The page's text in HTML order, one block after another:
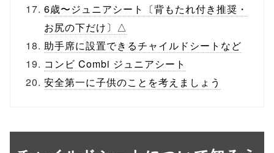
6歳〜ジュニアシート〔背もたれ付き推奨・
お尻の下だけ〕△
助手席に設置できるチャイルドシートなど
コンビ Combi ジュニアシート
安全第一に子供のことを考えましょう